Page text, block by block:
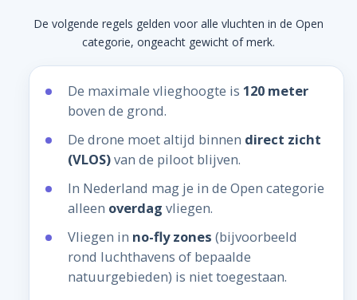
De volgende regels gelden voor alle vluchten in de Open
categorie, ongeacht gewicht of merk.
De maximale vlieghoogte is 120 meter
boven de grond.
De drone moet altijd binnen direct zicht
(VLOS)van de piloot blijven.
In Nederland mag je in de Open categorie
alleen overdag vliegen.
Vliegen in no-fly zones (bijvoorbeeld
rond luchthavens of bepaalde
natuurgebieden) is niet toegestaan.